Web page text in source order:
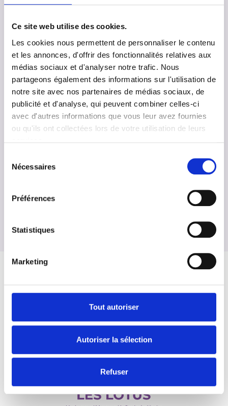
Ce site web utilise des cookies.
Les cookies nous permettent de personnaliser le contenu
et les annonces, d'offrir des fonctionnalités relatives aux
médias sociaux et d'analyser notre trafic. Nous
partageons également des informations sur l'utilisation de
notre site avec nos partenaires de médias sociaux, de
publicité et d'analyse, qui peuvent combiner celles-ci
avec d'autres informations que vous leur avez fournies
ou qu'ils ont collectées lors de votre utilisation de leurs
Nécessaires
Préférences
Statistiques
Marketing
Tout autoriser
Autoriser la sélection
Refuser
Les troubles du comportement chez
les personnes autistes
Découvrez le reportage